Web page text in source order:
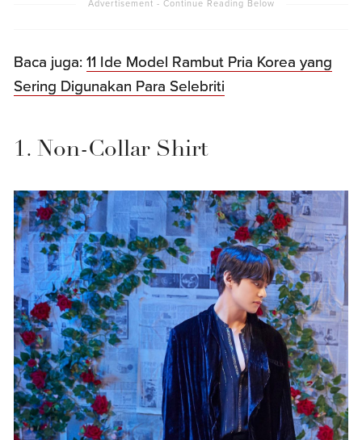
Baca juga:11 Ide Model Rambut Pria Korea yang
Sering Digunakan Para Selebriti
1. Non-Collar Shirt